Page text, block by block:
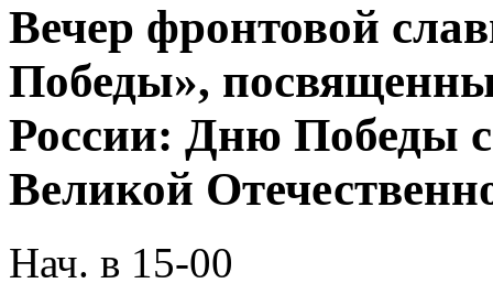
Вечер фронтовой
Победы»,
России: Дню Победы
Великой
Нач. в 15-00